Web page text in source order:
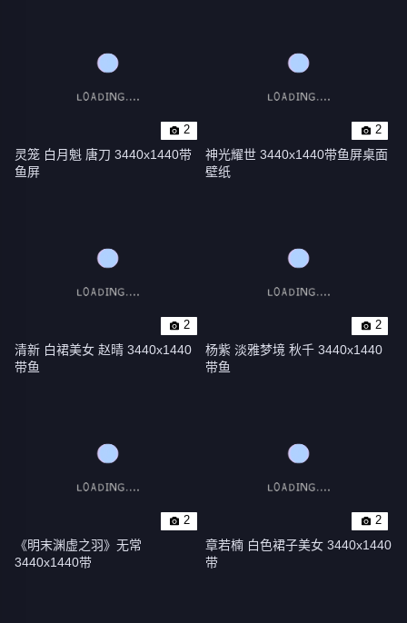
2
灵笼 白月魁 唐刀 3440x1440带
鱼屏
2
神光耀世 3440x1440带鱼屏桌面
壁纸
2
清新 白裙美女 赵晴 3440x1440
带鱼
2
杨紫 淡雅梦境 秋千 3440x1440
带鱼
2
《明末渊虚之羽》无常
3440x1440带
2
章若楠 白色裙子美女 3440x1440
带